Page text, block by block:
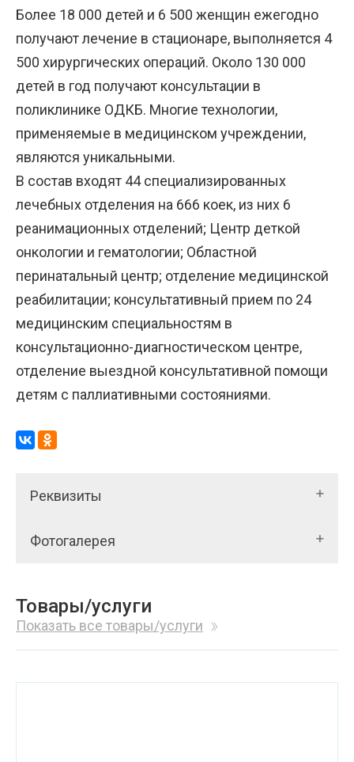
Более 18 000 детей и 6 500 женщин ежегодно
получают лечение в стационаре, выполняется 4
500 хирургических операций. Около 130 000
детей в год получают консультации в
поликлинике ОДКБ. Многие технологии,
применяемые в медицинском учреждении,
являются уникальными.
В состав входят 44 специализированных
лечебных отделения на 666 коек, из них 6
реанимационных отделений; Центр деткой
онкологии и гематологии; Областной
перинатальный центр; отделение медицинской
реабилитации; консультативный прием по 24
медицинским специальностям в
консультационно-диагностическом центре,
отделение выездной консультативной помощи
детям с паллиативными состояниями.
Реквизиты
Фотогалерея
Товары/услуги
Показать все товары/услуги